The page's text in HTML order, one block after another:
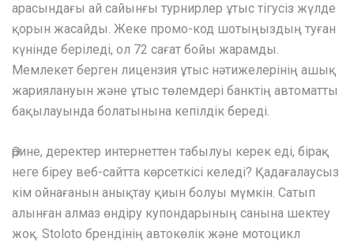
арасындағы ай сайынғы турнирлер ұтыс тігусіз жүлде
қорын жасайды. Жеке промо-код шотыңыздың туған
күнінде беріледі, ол 72 сағат бойы жарамды.
Мемлекет берген лицензия ұтыс нəтижелерінің ашық
жариялануын жəне ұтыс төлемдері банктің автоматты
бақылауында болатынына кепілдік береді.
Әрине, деректер интернеттен табылуы керек еді, бірақ
неге біреу веб-сайтта көрсеткісі келеді? Қадағалаусыз
кім ойнағанын анықтау қиын болуы мүмкін. Сатып
алынған алмаз өндіру купондарының санына шектеу
жоқ. Stoloto брендінің автокөлік және мотоцикл